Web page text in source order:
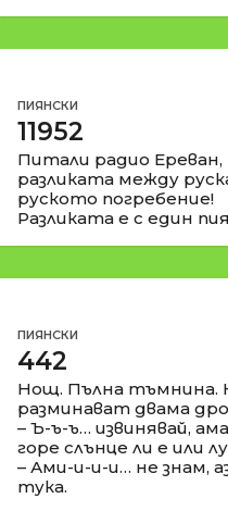
ПИЯНСКИ
11952
Питали радио Ереван,
разликата между
руското погребение!
Разликата е с един
ПИЯНСКИ
442
Нощ. Пълна тъмнина.
разминават двама
– Ъ-ъ-ъ… извинявай,
горе слънце ли е или
– Ами-и-и-и… не знам,
тука.